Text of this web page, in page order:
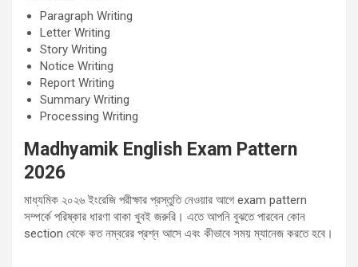
Paragraph Writing
Letter Writing
Story Writing
Notice Writing
Report Writing
Summary Writing
Processing Writing
Madhyamik English Exam Pattern
2026
মাধ্যমিক ২০২৬ ইংরেজি পরীক্ষার প্রস্তুতি নেওয়ার আগে exam pattern
সম্পর্কে পরিষ্কার ধারণা থাকা খুবই জরুরি। এতে আপনি বুঝতে পারবেন কোন
section থেকে কত নম্বরের প্রশ্ন আসে এবং কীভাবে সময় ম্যানেজ করতে হবে।